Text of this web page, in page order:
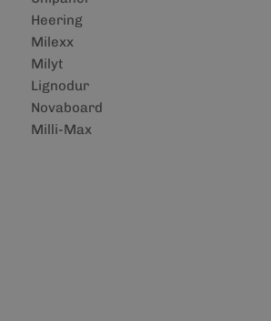
Heering
Milexx
Milyt
Lignodur
Novaboard
Milli-Max